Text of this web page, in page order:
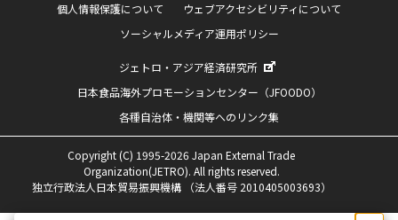
個人情報保護について
ウェブアクセシビリティについて
ソーシャルメディア運用ポリシー
ジェトロ・アジア経済研究所
日本食品海外プロモーションセンター（JFOODO）
各種自治体・機関等へのリンク集
Copyright (C) 1995-2026 Japan External Trade
Organization(JETRO). All rights reserved.
独立行政法人日本貿易振興機構 （法人番号 2010405003693）